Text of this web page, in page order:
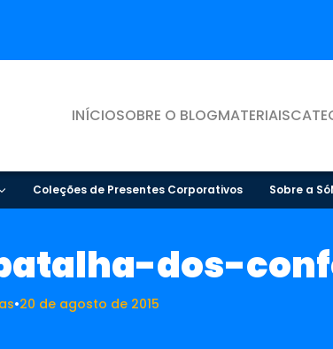
INÍCIOSOBRE O BLOGMATERIAIS
Coleções de Presentes Corporativos Sobre a
dos-
•20 de agosto de 2015